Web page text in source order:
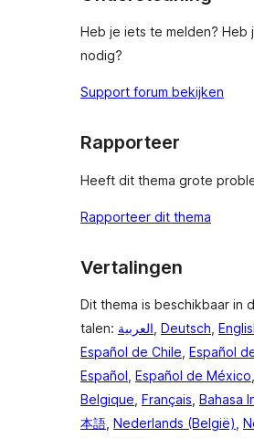
Heb je iets te melden? Heb
nodig?
Support forum bekijken
Rapporteer
Heeft dit thema grote
Rapporteer dit thema
Vertalingen
Dit thema is beschikbaar in
talen: العربية, Deutsch,
Español de Chile, Español
Español, Español de México,
Belgique, Français, Bahasa
本語, Nederlands (België),